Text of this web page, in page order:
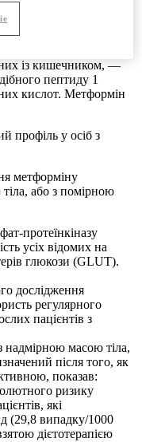
та утилізацію
інсуліну.
поглинання з
з їжі зменшується.
із кишечником, —
пептиду 1
кислот. Метформін
профіль у осіб з
метформіну
або з помірною
протеїнкіназу
усіх відомих на
глюкози (GLUT).
дослідження
регулярного
пацієнтів з
надмірною масою тіла,
після того, як
показав:
ризику
які
(29,8 випадку/1000
дієтотерапією